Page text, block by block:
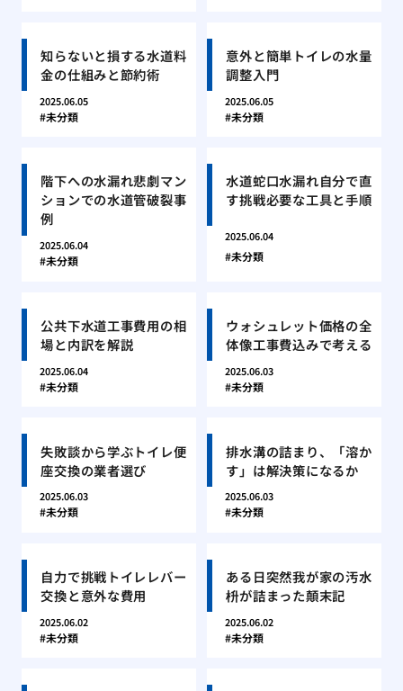
知らないと損する水道料
金の仕組みと節約術
2025.06.05
未分類
意外と簡単トイレの水量
調整入門
2025.06.05
未分類
階下への水漏れ悲劇マン
ションでの水道管破裂事
例
2025.06.04
未分類
水道蛇口水漏れ自分で直
す挑戦必要な工具と手順
2025.06.04
未分類
公共下水道工事費用の相
場と内訳を解説
2025.06.04
未分類
ウォシュレット価格の全
体像工事費込みで考える
2025.06.03
未分類
失敗談から学ぶトイレ便
座交換の業者選び
2025.06.03
未分類
排水溝の詰まり、「溶か
す」は解決策になるか
2025.06.03
未分類
自力で挑戦トイレレバー
交換と意外な費用
2025.06.02
未分類
ある日突然我が家の汚水
枡が詰まった顛末記
2025.06.02
未分類